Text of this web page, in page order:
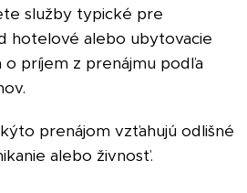
služby typické pre
hotelové alebo ubytovacie
o príjem z prenájmu podľa
prenájom vzťahujú odlišné
alebo živnosť.